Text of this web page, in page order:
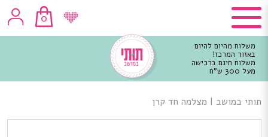
0
משלוח מהיום להיום
באזור המרכז!
משלוח חינם ברכישה
מעל 300 ש"ח
מרכזי
תותי במושב | מצלמה חד קרן